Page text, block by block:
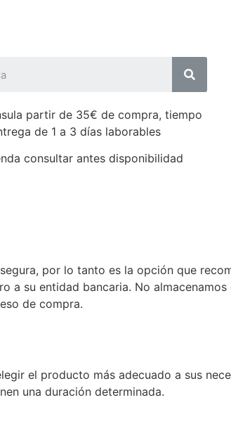
partir de 35€ de compra, tiempo
de 1 a 3 días laborables
consultar antes disponibilidad
por lo tanto es la opción que
a su entidad bancaria. No almacenamos
de compra.
el producto más adecuado a sus
una duración determinada.